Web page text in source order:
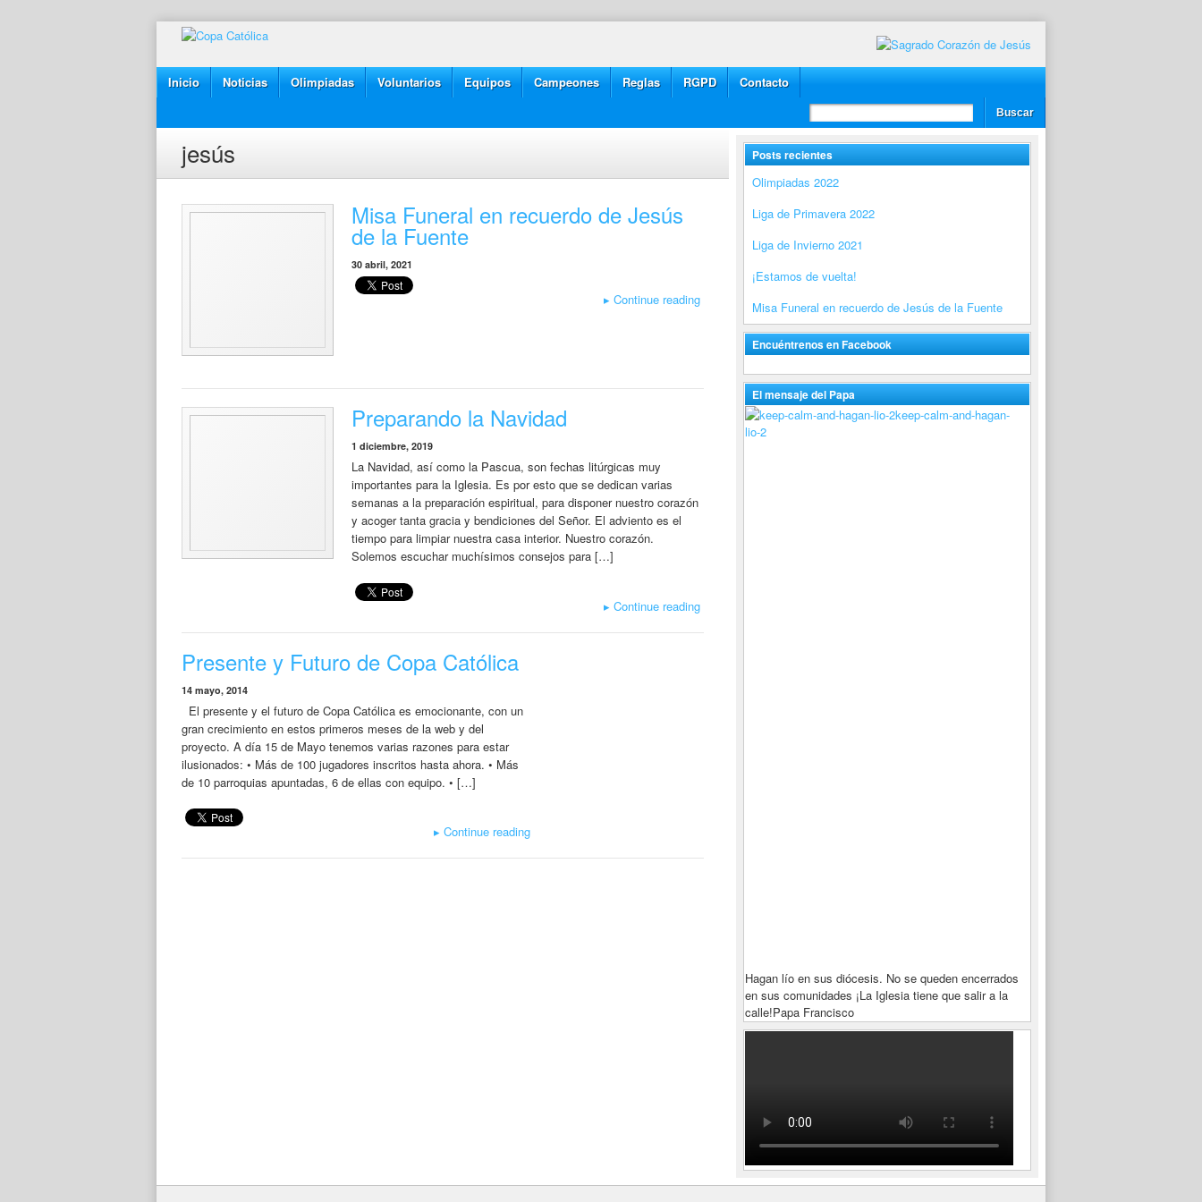
Inicio Noticias Olimpiadas Voluntarios Equipos Campeones Reglas RGPD Contacto
jesús
Misa Funeral en recuerdo de Jesús
de la Fuente
30 abril, 2021
▸ Continue reading
Preparando la Navidad
1 diciembre, 2019
La Navidad, así como la Pascua, son fechas litúrgicas muy
importantes para la Iglesia. Es por esto que se dedican varias
semanas a la preparación espiritual, para disponer nuestro corazón
y acoger tanta gracia y bendiciones del Señor. El adviento es el
tiempo para limpiar nuestra casa interior. Nuestro corazón.
Solemos escuchar muchísimos consejos para […]
▸ Continue reading
Presente y Futuro de Copa Católica
14 mayo, 2014
El presente y el futuro de Copa Católica es emocionante, con un
gran crecimiento en estos primeros meses de la web y del
proyecto. A día 15 de Mayo tenemos varias razones para estar
ilusionados: • Más de 100 jugadores inscritos hasta ahora. • Más
de 10 parroquias apuntadas, 6 de ellas con equipo. • […]
▸ Continue reading
Posts recientes
Olimpiadas 2022
Liga de Primavera 2022
Liga de Invierno 2021
¡Estamos de vuelta!
Misa Funeral en recuerdo de Jesús de la Fuente
Encuéntrenos en Facebook
El mensaje del Papa
keep-calm-and-hagan-
lio-2
Hagan lío en sus diócesis. No se queden encerrados
en sus comunidades ¡La Iglesia tiene que salir a la
calle!Papa Francisco